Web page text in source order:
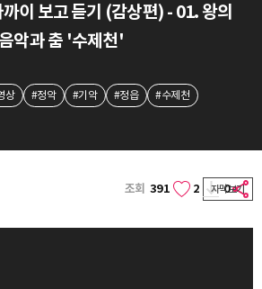
이 보고 듣기 (감상편) - 01. 왕의
음악과 춤 '수제천'
상 #정악 #기악 #정읍 #수제천
조회 391 2 0
자막보기